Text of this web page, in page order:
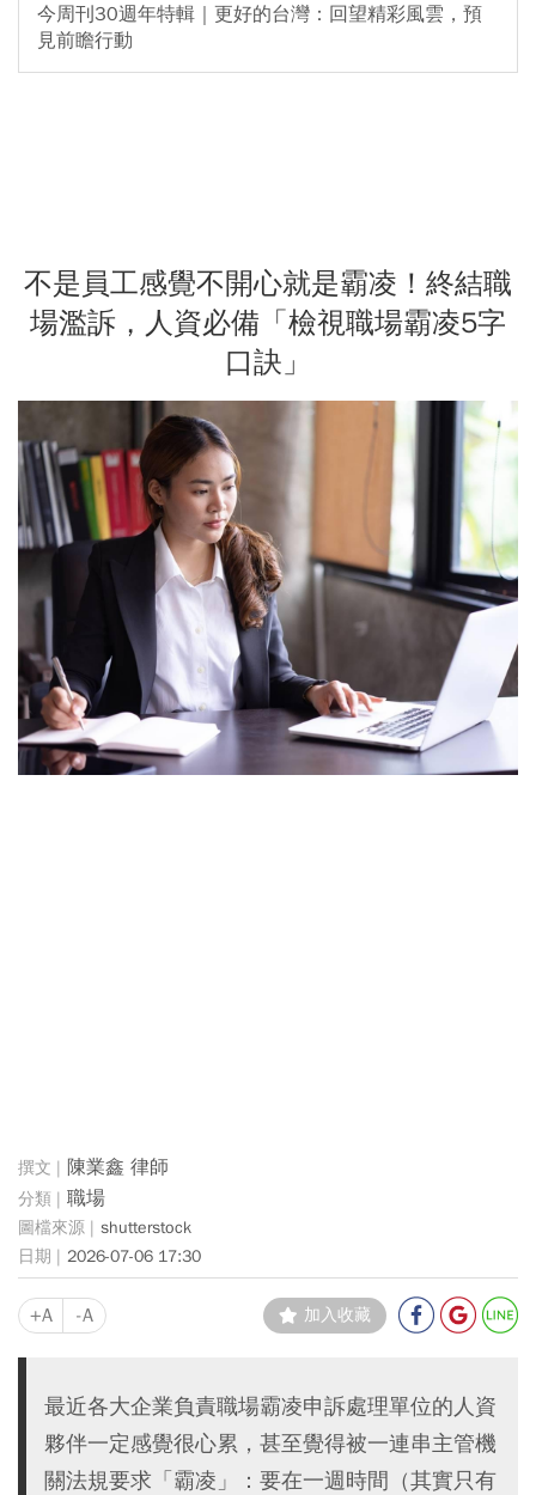
今周刊30週年特輯｜更好的台灣：回望精彩風雲，預
見前瞻行動
不是員工感覺不開心就是霸凌！終結職
場濫訴，人資必備「檢視職場霸凌5字
口訣」
陳業鑫 律師
職場
shutterstock
2026-07-06 17:30
+A -A 加入收藏
最近各大企業負責職場霸凌申訴處理單位的人資
夥伴一定感覺很心累，甚至覺得被一連串主管機
關法規要求「霸凌」：要在一週時間（其實只有